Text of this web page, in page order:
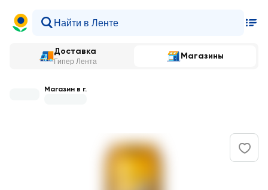
Доставка
Гипер Лента
Магазины
Магазин в г.